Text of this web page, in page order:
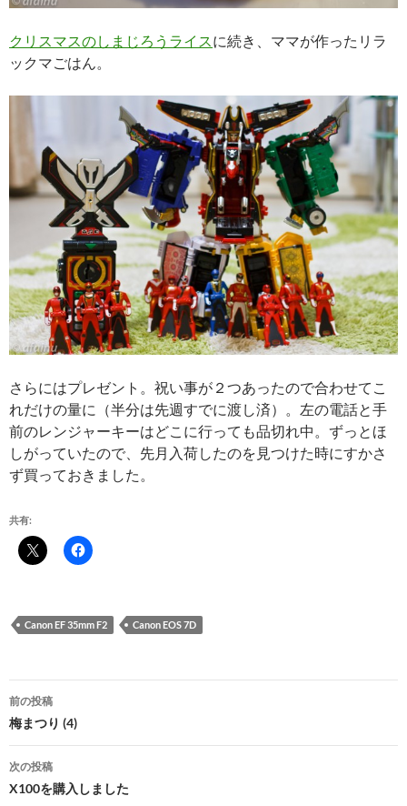
クリスマスのしまじろうライス に続き、ママが作ったリラ
ックマごはん。
さらにはプレゼント。祝い事が２つあったので合わせてこ
れだけの量に（半分は先週すでに渡し済）。左の電話と手
前のレンジャーキーはどこに行っても品切れ中。ずっとほ
しがっていたので、先月入荷したのを見つけた時にすかさ
ず買っておきました。
共有:
Canon EF 35mm F2 Canon EOS 7D
投
稿
ナ
ビ
前の投稿
梅まつり (4)
次の投稿
X100を購入しました